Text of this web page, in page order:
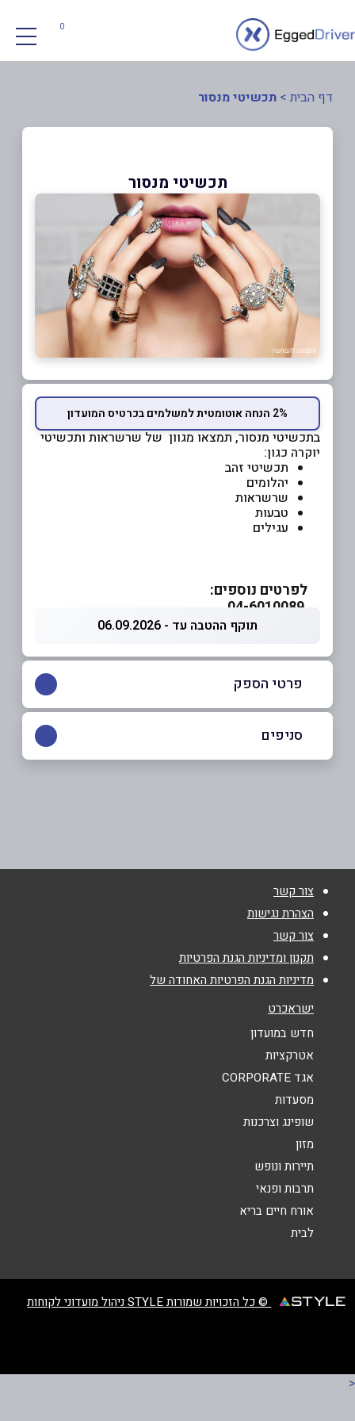
0
דף הבית > תכשיטי מנסור
תכשיטי מנסור
2% הנחה אוטומטית למשלמים בכרטיס המועדון
בתכשיטי מנסור, תמצאו מגוון של שרשראות ותכשיטי
יוקרה כגון:
תכשיטי זהב
יהלומים
שרשראות
טבעות
עגילים
לפרטים נוספים:
תוקף ההטבה עד - 06.09.2026
פרטי הספק
נושא*
אנא חזרו אלי בקשר ל...
סניפים
צור קשר
הצהרת נגישות
צור קשר
תקנון ומדיניות הגנת הפרטיות
מדיניות הגנת הפרטיות האחודה של
ישראכרט
חדש במועדון
אטרקציות
אגד CORPORATE
מסעדות
שופינג וצרכנות
מזון
תיירות ונופש
תרבות ופנאי
אורח חיים בריא
לבית
© כל הזכויות שמורות STYLE ניהול מועדוני לקוחות
<